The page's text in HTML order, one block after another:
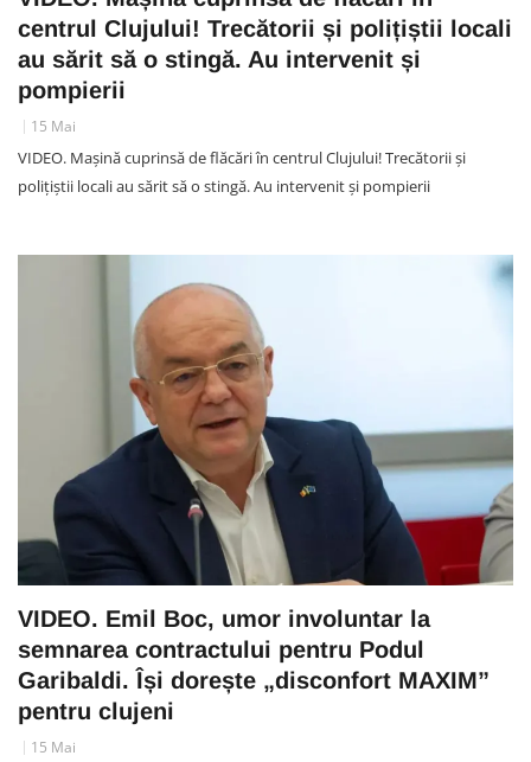
centrul Clujului! Trecătorii și polițiștii locali
au sărit să o stingă. Au intervenit și
pompierii
15 Mai
VIDEO. Mașină cuprinsă de flăcări în centrul Clujului! Trecătorii și
polițiștii locali au sărit să o stingă. Au intervenit și pompierii
VIDEO. Emil Boc, umor involuntar la
semnarea contractului pentru Podul
Garibaldi. Își dorește „disconfort MAXIM”
pentru clujeni
15 Mai